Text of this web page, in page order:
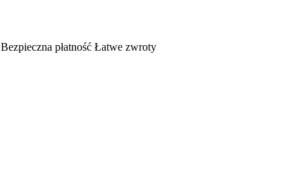
Bezpieczna płatność Łatwe zwroty